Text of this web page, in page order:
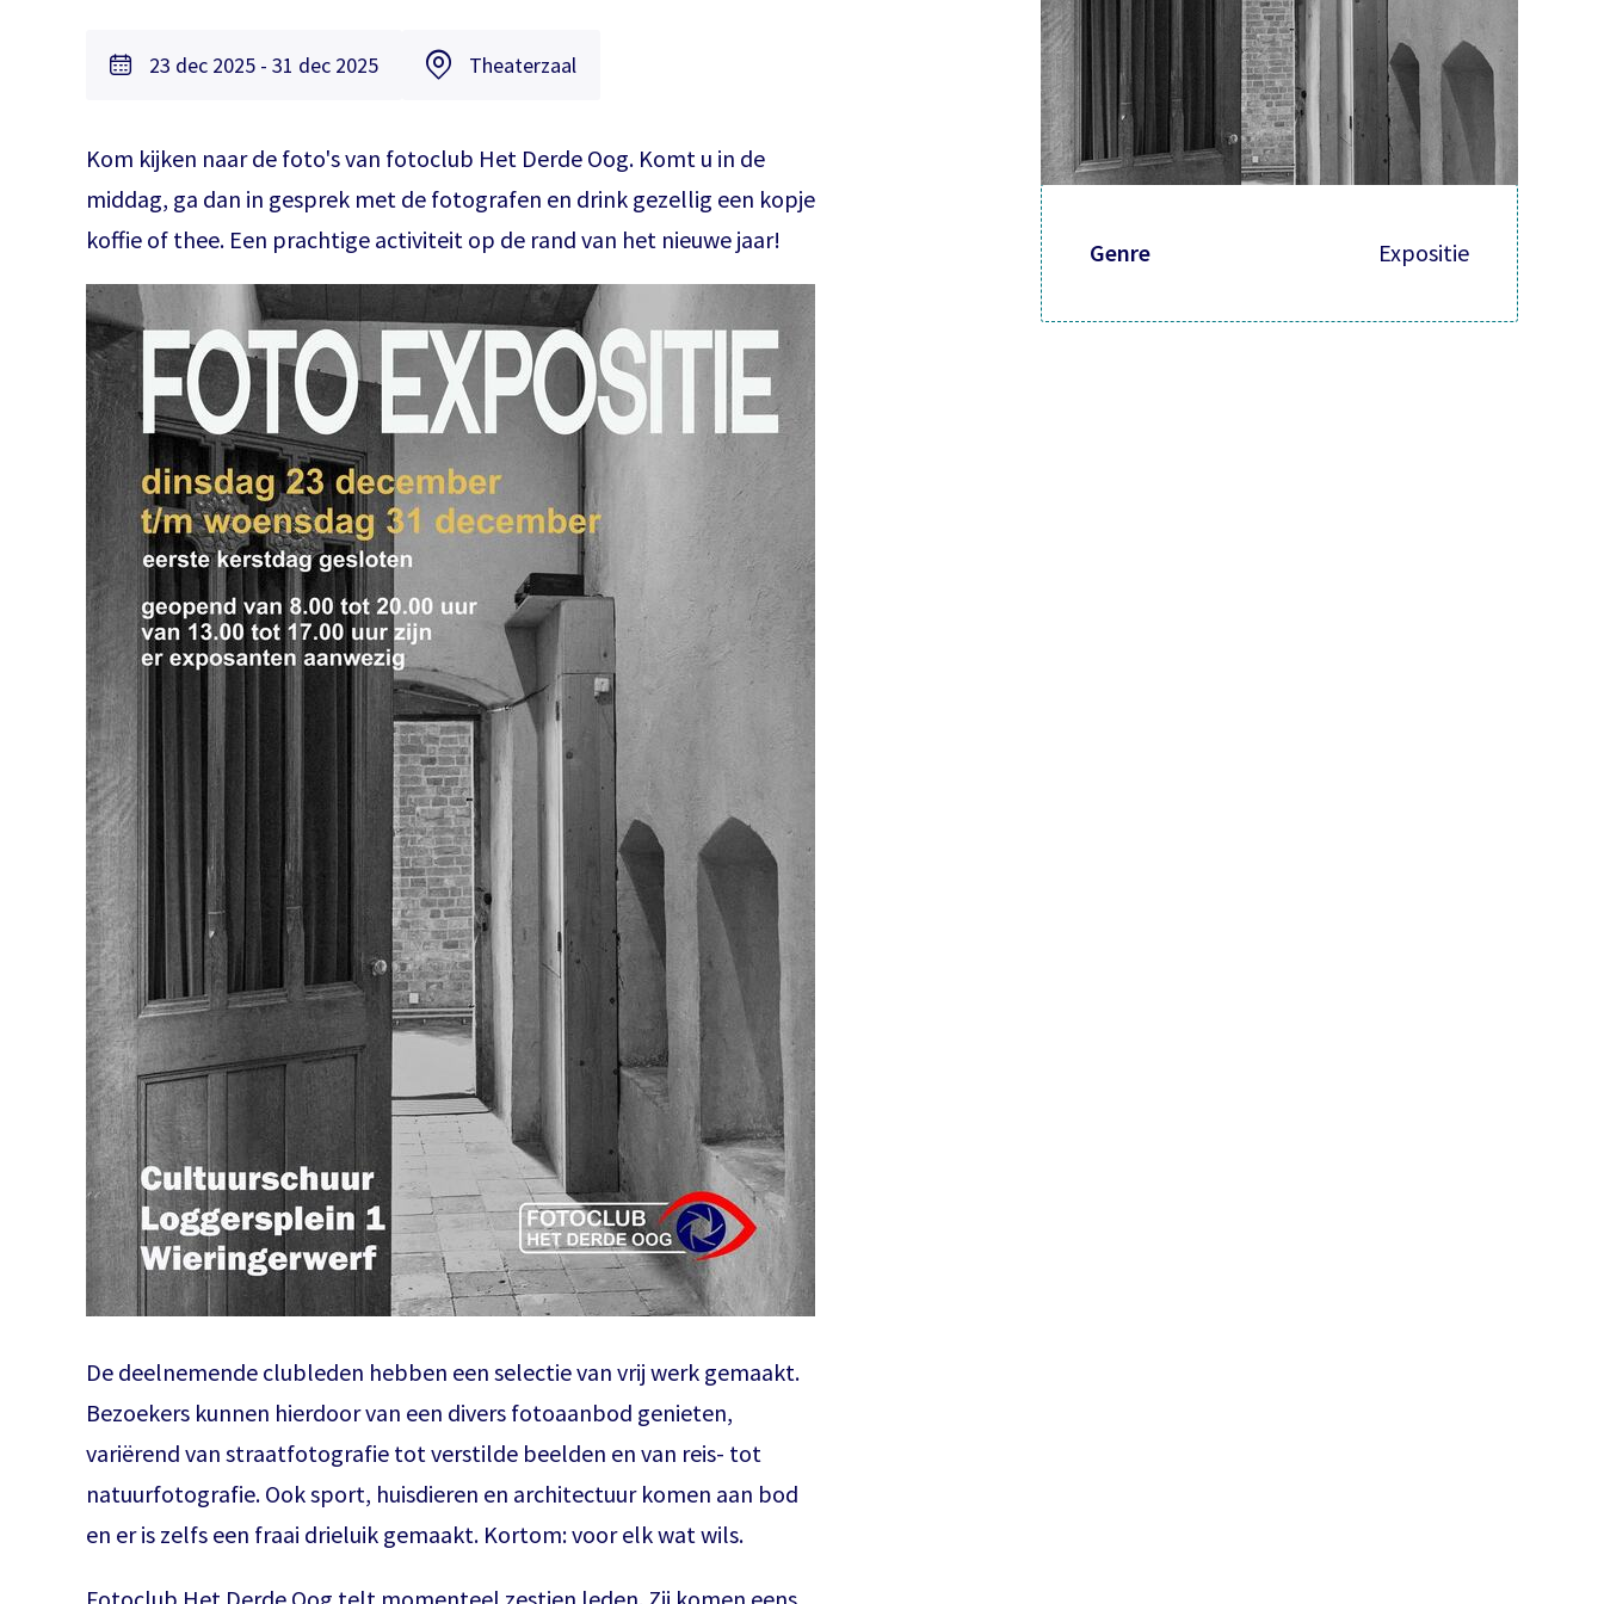
Inloggen
23 dec 2025 - 31 dec 2025 Theaterzaal
Kom kijken naar de foto's van fotoclub Het Derde Oog. Komt u in de
middag, ga dan in gesprek met de fotografen en drink gezellig een kopje
koffie of thee. Een prachtige activiteit op de rand van het nieuwe jaar!
De deelnemende clubleden hebben een selectie van vrij werk gemaakt.
Bezoekers kunnen hierdoor van een divers fotoaanbod genieten,
variërend van straatfotografie tot verstilde beelden en van reis- tot
natuurfotografie. Ook sport, huisdieren en architectuur komen aan bod
en er is zelfs een fraai drieluik gemaakt. Kortom: voor elk wat wils.
Genre Expositie